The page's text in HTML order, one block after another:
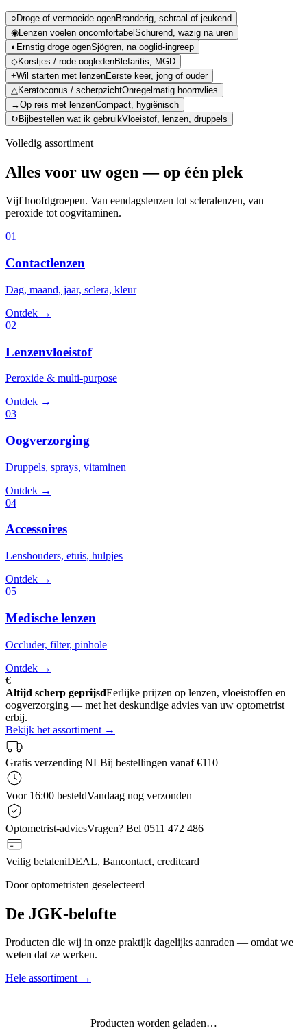
○Droge of vermoeide ogenBranderig, schraal of jeukend
◉Lenzen voelen oncomfortabelSchurend, wazig na uren
◐ Ernstig droge ogenSjögren, na ooglid-ingreep
◇Korstjes / rode oogledenBlefaritis, MGD
+Wil starten met lenzenEerste keer, jong of ouder
△Keratoconus / scherpzichtOnregelmatig hoornvlies
→Op reis met lenzenCompact, hygiënisch
↻Bijbestellen wat ik gebruikVloeistof, lenzen, druppels
Volledig assortiment
Alles voor uw ogen — op één plek
Vijf hoofdgroepen. Van eendagslenzen tot scleralenzen, van
peroxide tot oogvitaminen.
01
Contactlenzen
Dag, maand, jaar, sclera, kleur
Ontdek →
02
Lenzenvloeistof
Peroxide & multi-purpose
Ontdek →
03
Oogverzorging
Druppels, sprays, vitaminen
Ontdek →
04
Accessoires
Lenshouders, etuis, hulpjes
Ontdek →
05
Medische lenzen
Occluder, filter, pinhole
Ontdek →
€
Altijd scherp geprijsdEerlijke prijzen op lenzen, vloeistoffen en
oogverzorging — met het deskundige advies van uw optometrist
erbij.
Bekijk het assortiment →
Gratis verzending NLBij bestellingen vanaf €110
Voor 16:00 besteldVandaag nog verzonden
Optometrist-adviesVragen? Bel 0511 472 486
Veilig betaleniDEAL, Bancontact, creditcard
Door optometristen geselecteerd
De JGK-belofte
Producten die wij in onze praktijk dagelijks aanraden — omdat we
weten dat ze werken.
Hele assortiment →
Producten worden geladen…